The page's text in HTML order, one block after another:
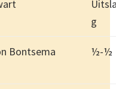
g
Bontsema ½-½